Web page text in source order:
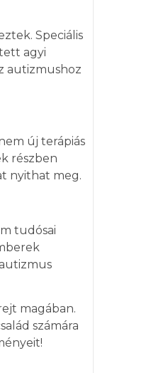
Speciális
agyi
autizmushoz
új terápiás
részben
nyithat meg.
tudósai
magában.
számára